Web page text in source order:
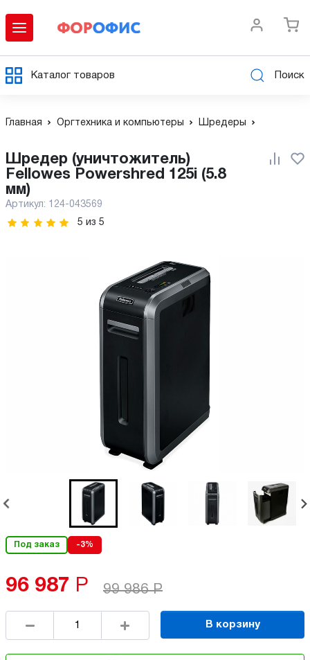
Каталог товаров Поиск
Главная Оргтехника и компьютеры Шредеры
Шредер (уничтожитель)
Fellowes Powershred 125i (5.8
мм)
Артикул: 124-043569
5 из 5
Под заказ -3%
96 987 Р 99 986 Р
В корзину